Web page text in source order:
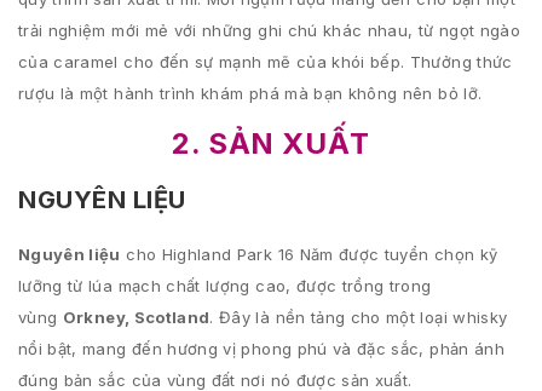
trải nghiệm mới mẻ với những ghi chú khác nhau, từ ngọt ngào
của caramel cho đến sự mạnh mẽ của khói bếp. Thưởng thức
rượu là một hành trình khám phá mà bạn không nên bỏ lỡ.
2. SẢN XUẤT
NGUYÊN LIỆU
Nguyên liệu cho Highland Park 16 Năm được tuyển chọn kỹ
lưỡng từ lúa mạch chất lượng cao, được trồng trong
vùng Orkney, Scotland. Đây là nền tảng cho một loại whisky
nổi bật, mang đến hương vị phong phú và đặc sắc, phản ánh
đúng bản sắc của vùng đất nơi nó được sản xuất.